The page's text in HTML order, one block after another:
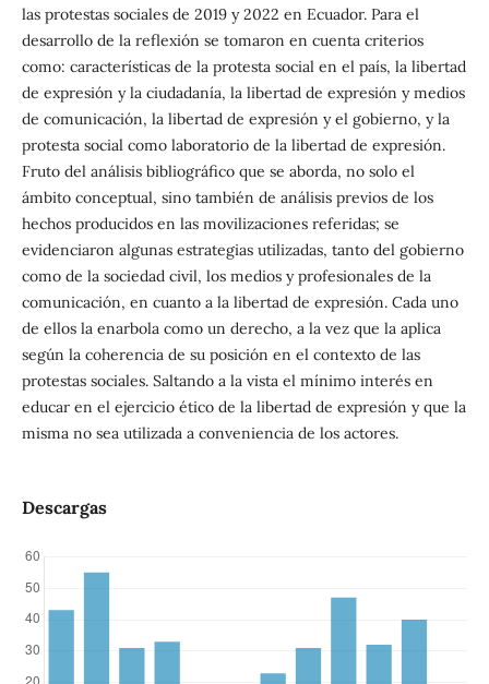
las protestas sociales de 2019 y 2022 en Ecuador. Para el
desarrollo de la reflexión se tomaron en cuenta criterios
como: características de la protesta social en el país, la libertad
de expresión y la ciudadanía, la libertad de expresión y medios
de comunicación, la libertad de expresión y el gobierno, y la
protesta social como laboratorio de la libertad de expresión.
Fruto del análisis bibliográfico que se aborda, no solo el
ámbito conceptual, sino también de análisis previos de los
hechos producidos en las movilizaciones referidas; se
evidenciaron algunas estrategias utilizadas, tanto del gobierno
como de la sociedad civil, los medios y profesionales de la
comunicación, en cuanto a la libertad de expresión. Cada uno
de ellos la enarbola como un derecho, a la vez que la aplica
según la coherencia de su posición en el contexto de las
protestas sociales. Saltando a la vista el mínimo interés en
educar en el ejercicio ético de la libertad de expresión y que la
misma no sea utilizada a conveniencia de los actores.
Descargas